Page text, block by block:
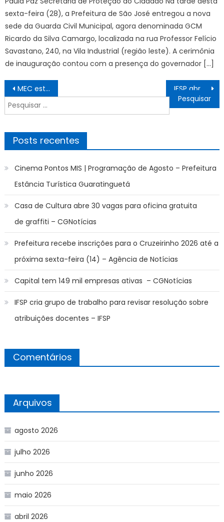
sexta-feira (28), a Prefeitura de São José entregou a nova
sede da Guarda Civil Municipal, agora denominada GCM
Ricardo da Silva Camargo, localizada na rua Professor Felício
Savastano, 240, na Vila Industrial (região leste). A cerimônia
de inauguração contou com a presença do governador […]
Navegação
de
Post
MEC estende até dia 17 o prazo para redes de ensino aderirem à PND
IFSP abre inscrições para transferência e ingresso em cursos superiores no 2º semestre de 2026 – IFSP
Pesquisar
por:
Posts recentes
Cinema Pontos MIS | Programação de Agosto – Prefeitura
Estância Turística Guaratinguetá
Casa de Cultura abre 30 vagas para oficina gratuita
de graffiti – CGNotícias
Prefeitura recebe inscrições para o Cruzeirinho 2026 até a
próxima sexta-feira (14) – Agência de Notícias
Capital tem 149 mil empresas ativas – CGNotícias
IFSP cria grupo de trabalho para revisar resolução sobre
atribuições docentes – IFSP
Comentários
Arquivos
agosto 2026
julho 2026
junho 2026
maio 2026
abril 2026